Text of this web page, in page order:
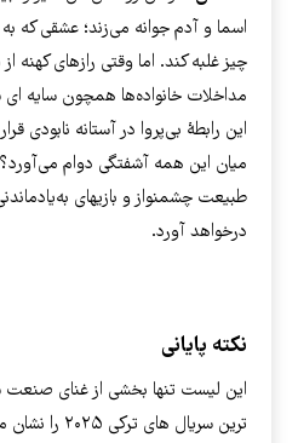
اسما و آدم جوانه می‌زند؛ عشقی که
چیز غلبه کند. اما وقتی رازهای کهنه
مداخلات خانواده‌ها همچون سایه ‬ای
این رابطهٔ بی‌پروا در آستانه نابودی
میان این همه آشفتگی دوام می‌آورد؟
طبیعت چشمنواز و بازیهای
درخواهد آورد.
نکته پایانی
این لیست تنها بخشی از غنای صنعت
ترین سریال